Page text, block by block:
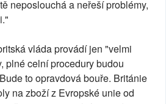
neposlouchá a neřeší problémy,
vláda provádí jen "velmi
plné celní procedury budou
to opravdová bouře. Británie
na zboží z Evropské unie od